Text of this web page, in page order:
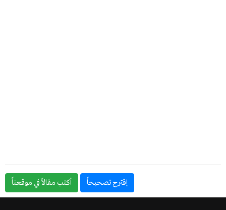
إقترح تصحيحاً أكتب مقالاً في موقعناً